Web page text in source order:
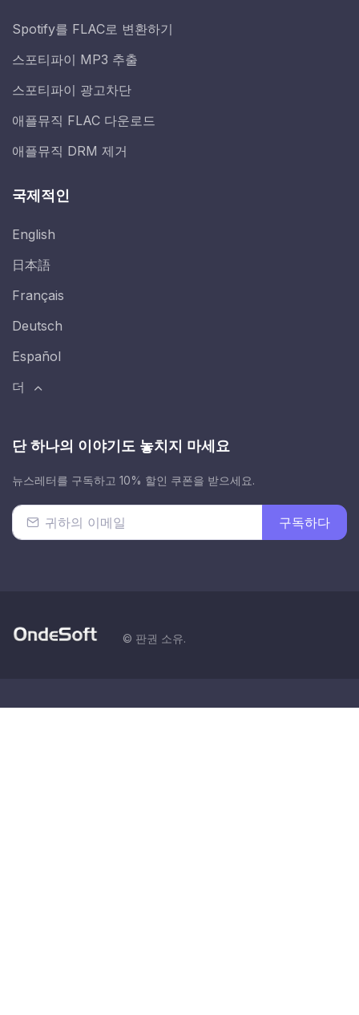
Spotify를 FLAC로 변환하기
스포티파이 MP3 추출
스포티파이 광고차단
애플뮤직 FLAC 다운로드
애플뮤직 DRM 제거
국제적인
English
日本語
Français
Deutsch
Español
더
단 하나의 이야기도 놓치지 마세요
뉴스레터를 구독하고 10% 할인 쿠폰을 받으세요.
구독하다
© 판권 소유.